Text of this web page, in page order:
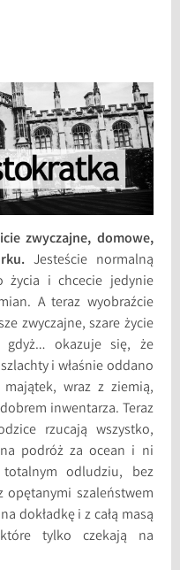
zwyczajne, domowe,
Jesteście normalną
życia i chcecie jedynie
A teraz wyobraźcie
zwyczajne, szare życie
gdyż… okazuje się, że
i właśnie oddano
wraz z ziemią,
inwentarza. Teraz
rzucają wszystko,
podróż za ocean i ni
odludziu, bez
opętanymi szaleństwem
dokładkę i z całą masą
tylko czekają na